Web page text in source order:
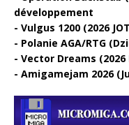
développement
Vulgus 1200 (2026
Polanie AGA/RTG
Vector Dreams
Amigamejam 2026